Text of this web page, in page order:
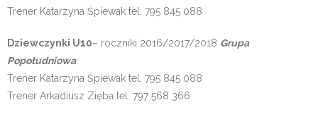
Trener Katarzyna Śpiewak tel. 795 845 088
Dziewczynki U10– roczniki 2016/2017/2018 Grupa
Popołudniowa
Trener Katarzyna Śpiewak tel. 795 845 088
Trener Arkadiusz Zięba tel. 797 568 366